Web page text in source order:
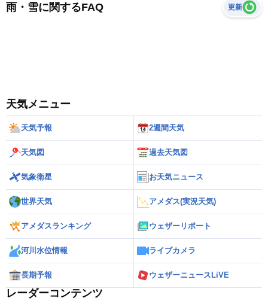
雨・雪に関するFAQ
更新
天気メニュー
天気予報 2週間天気
天気図 過去天気図
気象衛星 お天気ニュース
世界天気 アメダス(実況天気)
アメダスランキング ウェザーリポート
河川水位情報 ライブカメラ
長期予報 ウェザーニュースLiVE
レーダーコンテンツ